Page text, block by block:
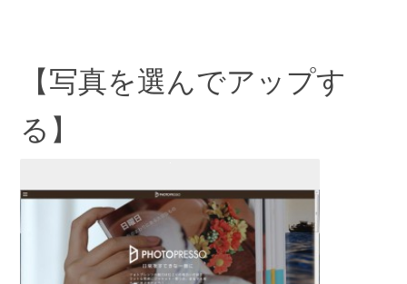
【写真を選んでアップす
る】